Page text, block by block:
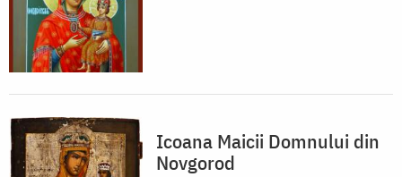
Icoana Maicii Domnului din
Novgorod